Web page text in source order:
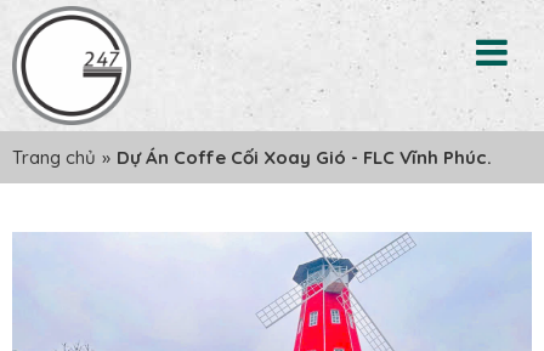
Trang chủ » Dự Án Coffe Cối Xoay Gió - FLC Vĩnh Phúc.